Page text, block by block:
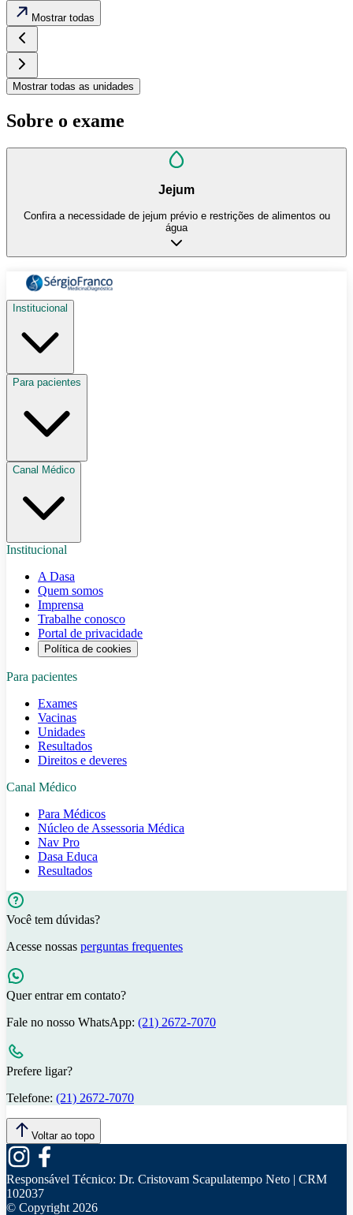
Mostrar todas
Mostrar todas as unidades
Sobre o exame
Jejum
Confira a necessidade de jejum prévio e restrições de alimentos ou
água
Institucional
Para pacientes
Canal Médico
Institucional
A Dasa
Quem somos
Imprensa
Trabalhe conosco
Portal de privacidade
Política de cookies
Para pacientes
Exames
Vacinas
Unidades
Resultados
Direitos e deveres
Canal Médico
Para Médicos
Núcleo de Assessoria Médica
Nav Pro
Dasa Educa
Resultados
Você tem dúvidas?
Acesse nossas perguntas frequentes
Quer entrar em contato?
Fale no nosso WhatsApp: (21) 2672-7070
Prefere ligar?
Telefone: (21) 2672-7070
Voltar ao topo
Responsável Técnico: Dr. Cristovam Scapulatempo Neto | CRM
102037
© Copyright2026